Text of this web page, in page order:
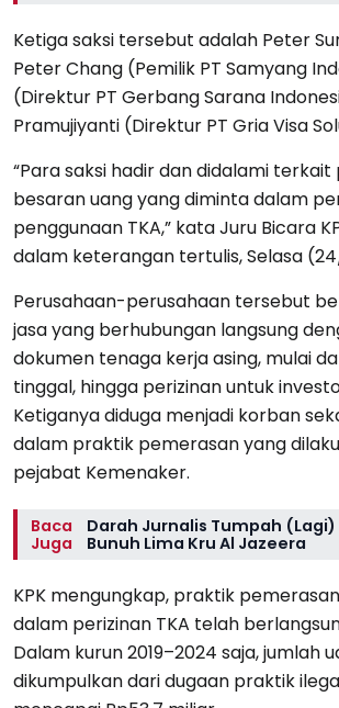
Ketiga saksi tersebut adalah Peter
Peter Chang (Pemilik PT Samyang
(Direktur PT Gerbang Sarana
Pramujiyanti (Direktur PT Gria Visa
“Para saksi hadir dan didalami
besaran uang yang diminta dalam
penggunaan TKA,” kata Juru Bicara
dalam keterangan tertulis, Selasa
Perusahaan-perusahaan tersebut
jasa yang berhubungan langsung
dokumen tenaga kerja asing, mulai
tinggal, hingga perizinan untuk
Ketiganya diduga menjadi korban
dalam praktik pemerasan yang
pejabat Kemenaker.
Baca
Juga
Darah Jurnalis Tumpah (Lagi)
Bunuh Lima Kru Al Jazeera
KPK mengungkap, praktik
dalam perizinan TKA telah
Dalam kurun 2019–2024 saja, jumlah
dikumpulkan dari dugaan praktik